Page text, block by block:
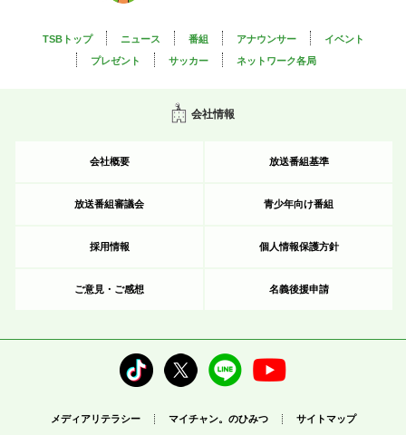
TSBトップ ニュース 番組 アナウンサー
イベント
プレゼント
サッカー ネットワーク各局
会社情報
会社概要 放送番組基準
放送番組審議会 青少年向け番組
採用情報 個人情報保護方針
ご意見・ご感想 名義後援申請
メディアリテラシー マイチャン。のひみつ サイトマップ